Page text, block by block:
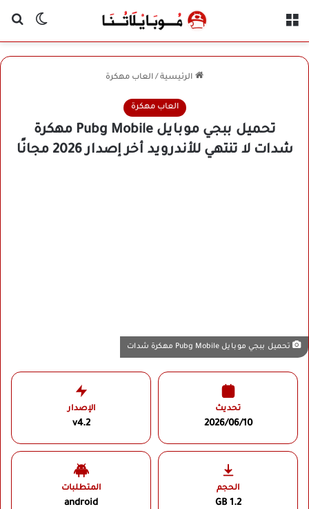
الوضع
الرئيسية / العاب مهكرة
العاب مهكرة
تحميل ببجي موبايل Pubg Mobile مهكرة
شدات لا تنتهي للأندرويد أخر إصدار 2026 مجانًا
تحميل ببجي موبايل Pubg Mobile مهكرة شدات
تحديث
2026/06/10
الإصدار
v4.2
الحجم
1.2 GB
المتطلبات
android